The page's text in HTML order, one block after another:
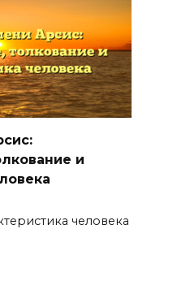
и
человека